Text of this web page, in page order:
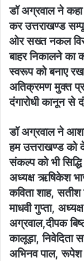
डॉ अग्रवाल ने
कर उत्तराखण्ड
ओर सख्त नकल
बाहर निकालने का
स्वरूप को बनाए
अतिक्रमण मुक्त
दंगारोधी कानून से
डॉ अग्रवाल ने
हम उत्तराखण्ड
संकल्प को भी
अध्यक्ष ऋषिकेश
कविता शाह, सतीश
माधवी गुप्ता,
अग्रवाल,दीपक
कालूड़ा, निवेदिता
अभिनव पाल,